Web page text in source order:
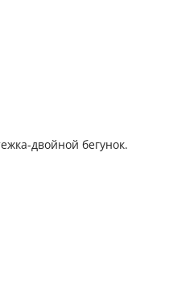
двойной бегунок.